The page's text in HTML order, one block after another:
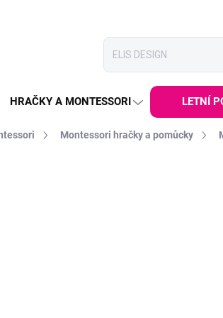
HRAČKY A MONTESSORI LETNÍ
Montessori hračky a pomůcky